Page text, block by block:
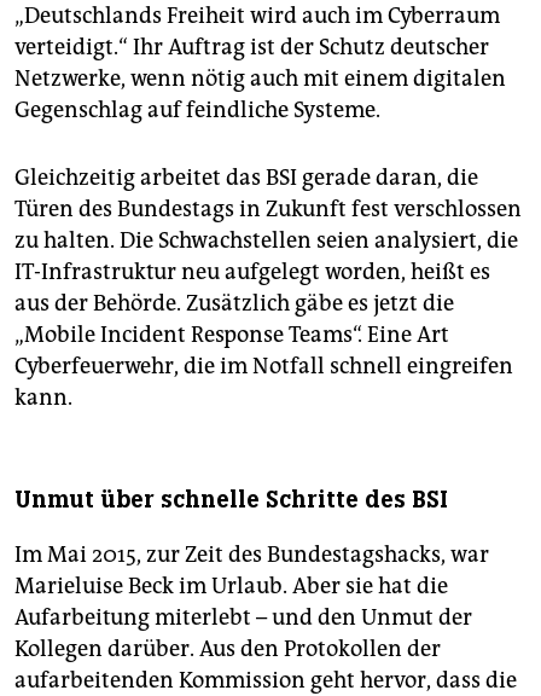
„Deutschlands Freiheit wird auch im Cyberraum
verteidigt.“ Ihr Auftrag ist der Schutz deutscher
Netzwerke, wenn ­nötig auch mit einem ­digitalen
Gegenschlag auf feindliche ­Systeme.
Gleichzeitig arbeitet das BSI gerade daran, die
Türen des Bundestags in Zukunft fest verschlossen
zu halten. Die Schwachstellen seien analysiert, die
IT-Infrastruktur neu aufgelegt worden, heißt es
aus der Behörde. Zusätzlich gäbe es jetzt die
„Mobile Incident Response Teams“. Eine Art
Cyberfeuerwehr, die im Notfall schnell eingreifen
kann.
Unmut über schnelle Schritte des BSI
Im Mai 2015, zur Zeit des Bundestagshacks, war
Marieluise Beck im Urlaub. Aber sie hat die
Aufarbeitung miterlebt – und den Unmut der
Kollegen darüber. Aus den Protokollen der
aufarbeitenden Kommission geht hervor, dass die